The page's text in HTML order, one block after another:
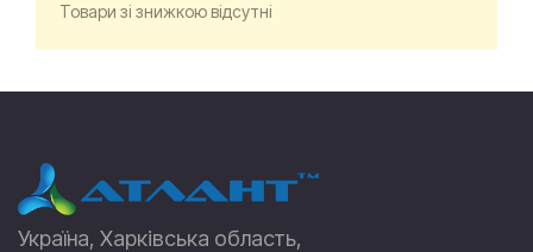
Товари зі знижкою відсутні
Україна, Харківська область,